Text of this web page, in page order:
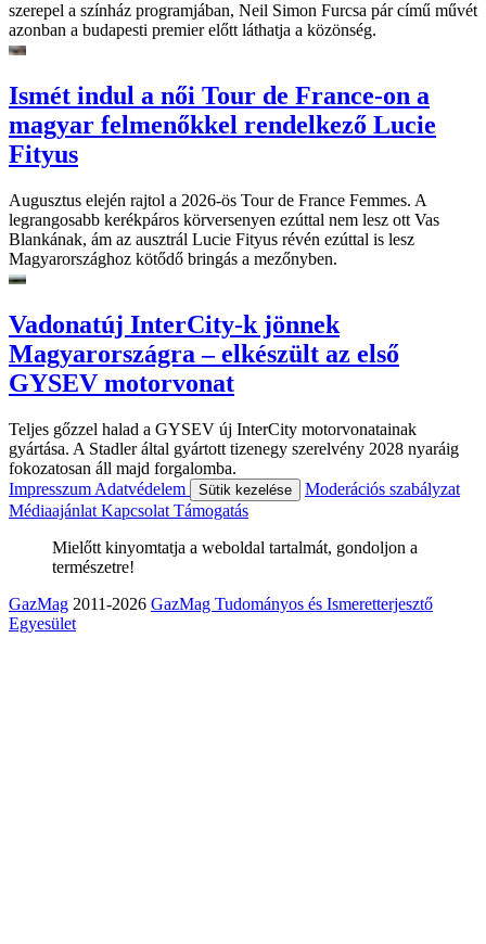
szerepel a színház programjában, Neil Simon Furcsa pár című művét
azonban a budapesti premier előtt láthatja a közönség.
Ismét indul a női Tour de France-on a
magyar felmenőkkel rendelkező Lucie
Fityus
Augusztus elején rajtol a 2026-ös Tour de France Femmes. A
legrangosabb kerékpáros körversenyen ezúttal nem lesz ott Vas
Blankának, ám az ausztrál Lucie Fityus révén ezúttal is lesz
Magyarországhoz kötődő bringás a mezőnyben.
Vadonatúj InterCity-k jönnek
Magyarországra – elkészült az első
GYSEV motorvonat
Teljes gőzzel halad a GYSEV új InterCity motorvonatainak
gyártása. A Stadler által gyártott tizenegy szerelvény 2028 nyaráig
fokozatosan áll majd forgalomba.
Impresszum Adatvédelem Sütik kezelése
Moderációs szabályzat
Médiaajánlat Kapcsolat Támogatás
Mielőtt kinyomtatja a weboldal tartalmát, gondoljon a
természetre!
GazMag 2011-2026 GazMag Tudományos és Ismeretterjesztő
Egyesület